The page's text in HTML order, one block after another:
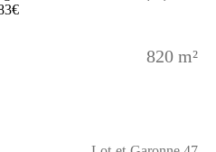
820 m²